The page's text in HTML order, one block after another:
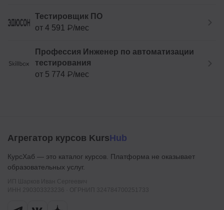
Тестировщик ПО
от 4 591 ₽/мес
Профессия Инженер по автоматизации
тестирования
от 5 774 ₽/мес
Агрегатор курсов KursHub
КурсХаб — это каталог курсов. Платформа не оказывает
образовательных услуг.